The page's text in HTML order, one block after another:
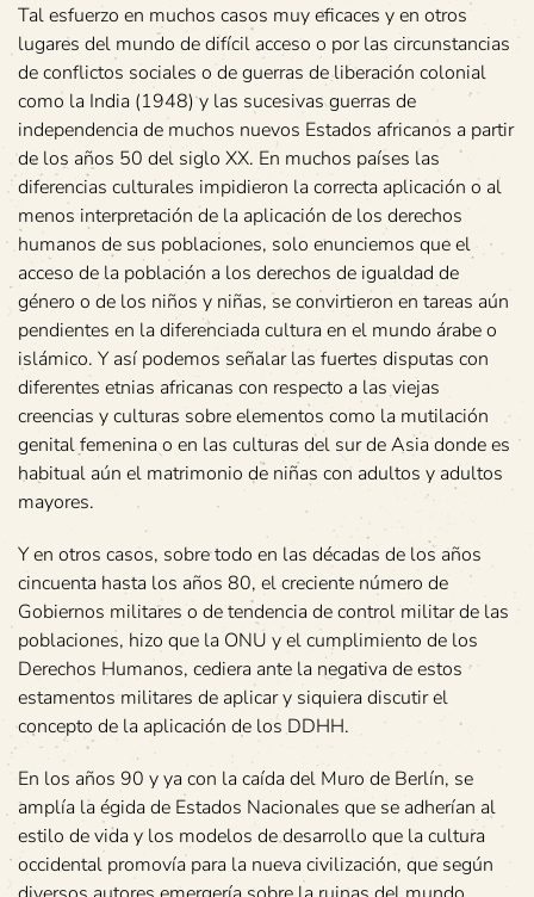
Tal esfuerzo en muchos casos muy eficaces y en otros
lugares del mundo de difícil acceso o por las circunstancias
de conflictos sociales o de guerras de liberación colonial
como la India (1948) y las sucesivas guerras de
independencia de muchos nuevos Estados africanos a partir
de los años 50 del siglo XX. En muchos países las
diferencias culturales impidieron la correcta aplicación o al
menos interpretación de la aplicación de los derechos
humanos de sus poblaciones, solo enunciemos que el
acceso de la población a los derechos de igualdad de
género o de los niños y niñas, se convirtieron en tareas aún
pendientes en la diferenciada cultura en el mundo árabe o
islámico. Y así podemos señalar las fuertes disputas con
diferentes etnias africanas con respecto a las viejas
creencias y culturas sobre elementos como la mutilación
genital femenina o en las culturas del sur de Asia donde es
habitual aún el matrimonio de niñas con adultos y adultos
mayores.
Y en otros casos, sobre todo en las décadas de los años
cincuenta hasta los años 80, el creciente número de
Gobiernos militares o de tendencia de control militar de las
poblaciones, hizo que la ONU y el cumplimiento de los
Derechos Humanos, cediera ante la negativa de estos
estamentos militares de aplicar y siquiera discutir el
concepto de la aplicación de los DDHH.
En los años 90 y ya con la caída del Muro de Berlín, se
amplía la égida de Estados Nacionales que se adherían al
estilo de vida y los modelos de desarrollo que la cultura
occidental promovía para la nueva civilización, que según